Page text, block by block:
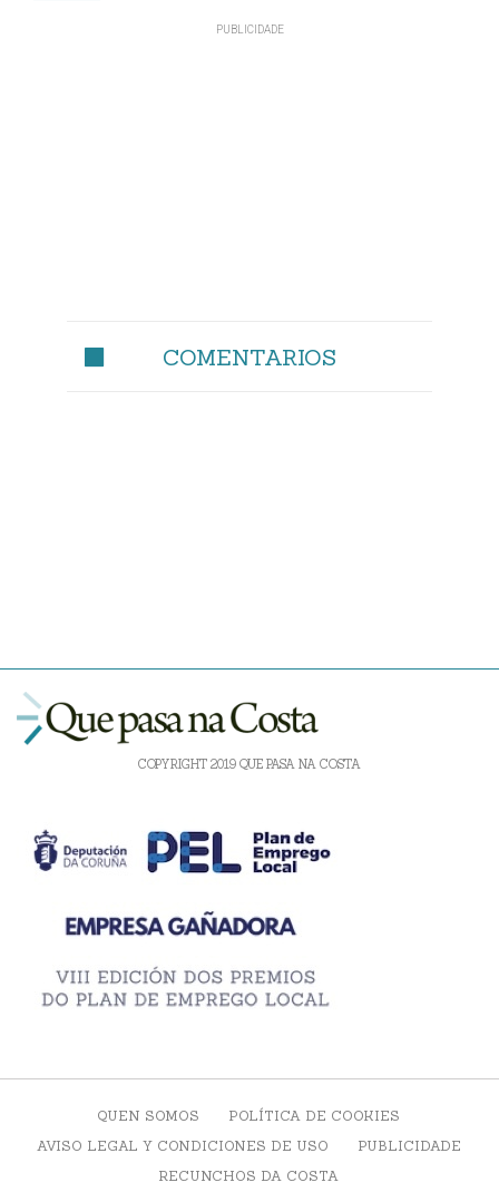
COMENTARIOS
COPYRIGHT 2019 QUE PASA NA COSTA
QUEN SOMOS
POLÍTICA DE COOKIES
AVISO LEGAL Y CONDICIONES DE USO
PUBLICIDADE
RECUNCHOS DA COSTA